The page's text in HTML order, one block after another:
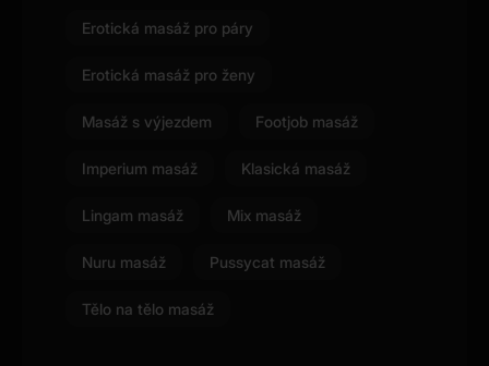
Erotická masáž pro páry
Erotická masáž pro ženy
Masáž s výjezdem Footjob masáž
Imperium masáž Klasická masáž
Lingam masáž Mix masáž
Nuru masáž Pussycat masáž
Tělo na tělo masáž